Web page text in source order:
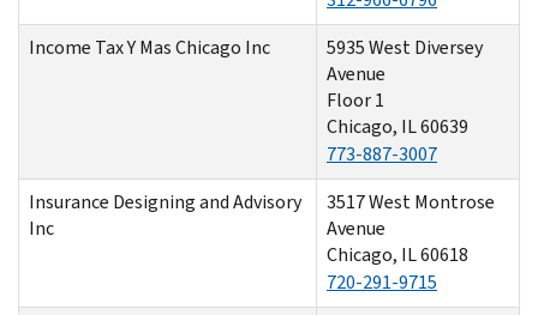
Income Tax Y Mas Chicago Inc
5935 West Diversey
Avenue
Floor 1
Chicago, IL 60639
773-887-3007
Insurance Designing and Advisory
Inc
3517 West Montrose
Avenue
Chicago, IL 60618
720-291-9715